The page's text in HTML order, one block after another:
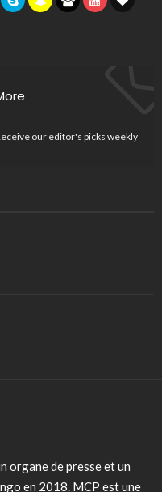
our editor's picks weekly
organe de presse et un
en 2018. MCP est une